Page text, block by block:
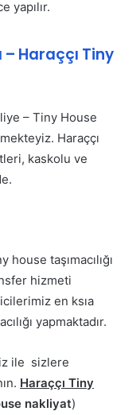
yapılır.
– Haraççı Tiny
– Tiny House
Haraççı
kaskolu ve
taşımacılığı
hizmeti
en ksıa
yapmaktadır.
ile sizlere
Haraççı Tiny
nakliyat)